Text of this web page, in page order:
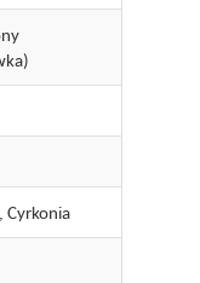
Cyrkonia